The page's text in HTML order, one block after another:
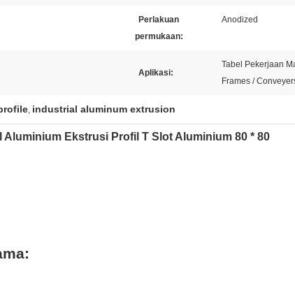
Perlakuan
permukaan:
Anodized
Aplikasi:
Tabel Pekerjaan
Frames /
, industrial aluminum extrusion
Ekstrusi Profil T Slot Aluminium 80 * 80